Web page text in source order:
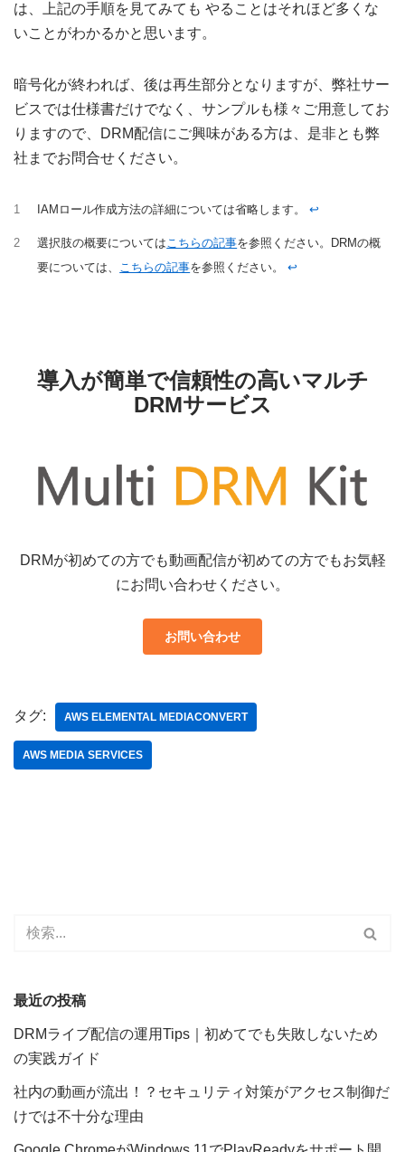
は、上記の手順を見てみても やることはそれほど多くな
いことがわかるかと思います。
暗号化が終われば、後は再生部分となりますが、弊社サー
ビスでは仕様書だけでなく、サンプルも様々ご用意してお
りますので、DRM配信にご興味がある方は、是非とも弊
社までお問合せください。
1 IAMロール作成方法の詳細については省略します。↩︎
2 選択肢の概要についてはこちらの記事を参照ください。DRMの概
要については、 こちらの記事を参照ください。↩︎
導入が簡単で信頼性の高いマルチ
DRMサービス
DRMが初めての方でも動画配信が初めての方でもお気軽
にお問い合わせください。
お問い合わせ
タグ: AWS ELEMENTAL MEDIACONVERT
AWS MEDIA SERVICES
最近の投稿
DRMライブ配信の運用Tips｜初めてでも失敗しないため
の実践ガイド
社内の動画が流出！？セキュリティ対策がアクセス制御だ
けでは不十分な理由